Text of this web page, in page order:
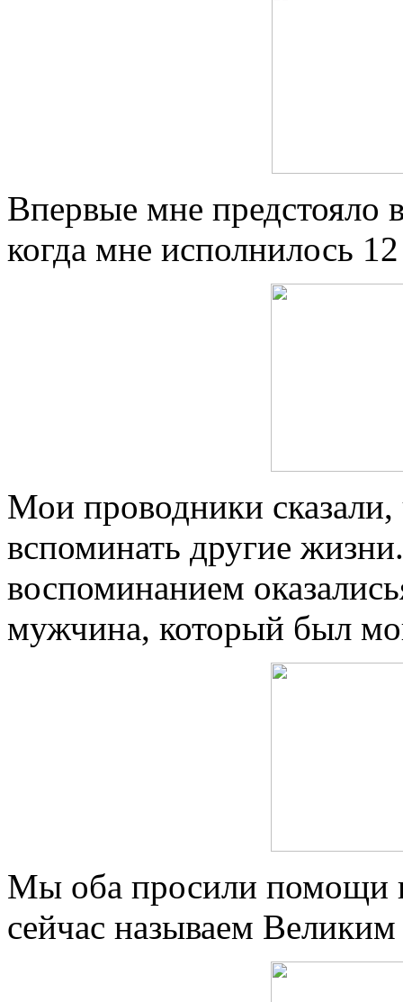
Впервые мне предстояло
когда мне исполнилось 12
Мои проводники сказали,
вспоминать другие
воспоминанием
мужчина, который был
Мы оба просили помощи
сейчас называем